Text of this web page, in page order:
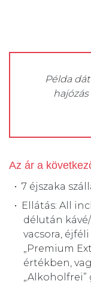
Példa
Az ár a
7 éjszaka
Ellátás: All
délután
vacsora,
„Premium
értékben,
„Alkoholfrei”